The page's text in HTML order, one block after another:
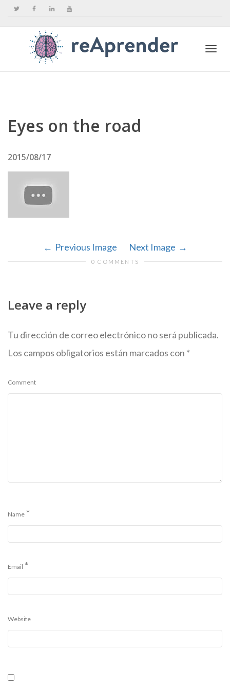
Eyes on the road
2015/08/17
Previous Image Next Image
0 COMMENTS
Leave a reply
Tu dirección de correo electrónico no será publicada.
Los campos obligatorios están marcados con *
Comment
Name *
Email *
Website